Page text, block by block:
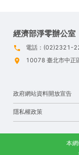
經濟部淨零辦公室
電話：(02)2321-
10078 臺北市中正
政府網站資料開放宣告
隱私權政策
本